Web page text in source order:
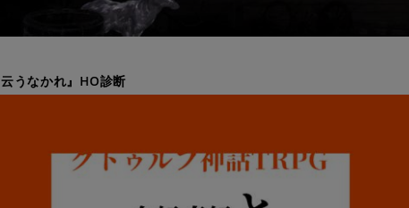
うなかれ』HO診断